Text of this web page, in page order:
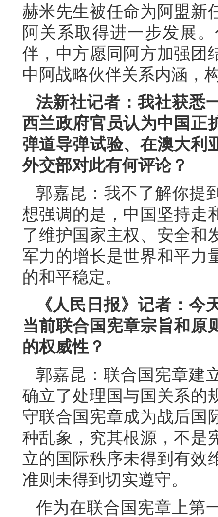
赫米先生被任命为阿盟新
阿关系取得进一步发展
伴，中方愿同阿方加强团
中阿战略伙伴关系内涵，
法新社记者：我社获悉
西兰政府官员认为中国正
弹道导弹试验、在澳大利
外交部对此有何评论？
郭嘉昆：我不了解你提
想强调的是，中国坚持走
了维护国家主权、安全和
军力的增长是世界和平力
的和平稳定。
《人民日报》记者：
当前联合国宪章宗旨和原
的权威性？
郭嘉昆：联合国宪章建
确立了处理国与国关系的
守联合国宪章成为战后国
种乱象，究其根源，不是
立的国际秩序未得到有效
准则未得到切实遵守。
作为在联合国宪章上第